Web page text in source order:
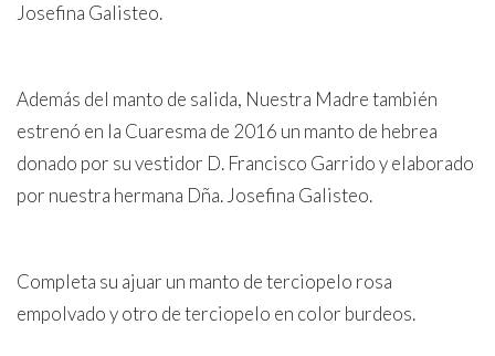
Josefina Galisteo.
Además del manto de salida, Nuestra Madre también
estrenó en la Cuaresma de 2016 un manto de hebrea
donado por su vestidor D. Francisco Garrido y elaborado
por nuestra hermana Dña. Josefina Galisteo.
Completa su ajuar un manto de terciopelo rosa
empolvado y otro de terciopelo en color burdeos.